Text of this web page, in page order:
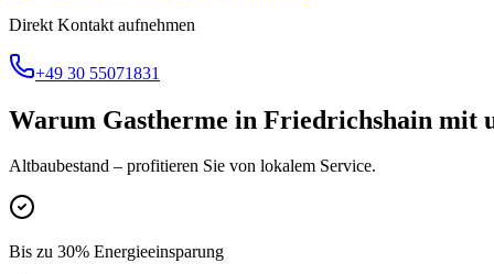
Direkt Kontakt aufnehmen
+49 30 55071831
Warum Gastherme in Friedrichshain mit
Altbaubestand – profitieren Sie von lokalem Service.
Bis zu 30% Energieeinsparung